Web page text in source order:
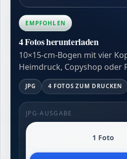
EMPFOHLEN
4 Fotos herunterladen
10×15-cm-Bogen mit vier
Heimdruck, Copyshop oder
JPG 4 FOTOS ZUM DRUCKEN
JPG-AUSGABE
1 Foto